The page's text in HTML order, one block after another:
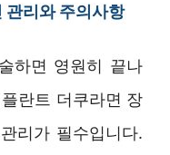
관리와 주의사항
하면 영원히 끝나
란트 더쿠라면 장
리가 필수입니다.